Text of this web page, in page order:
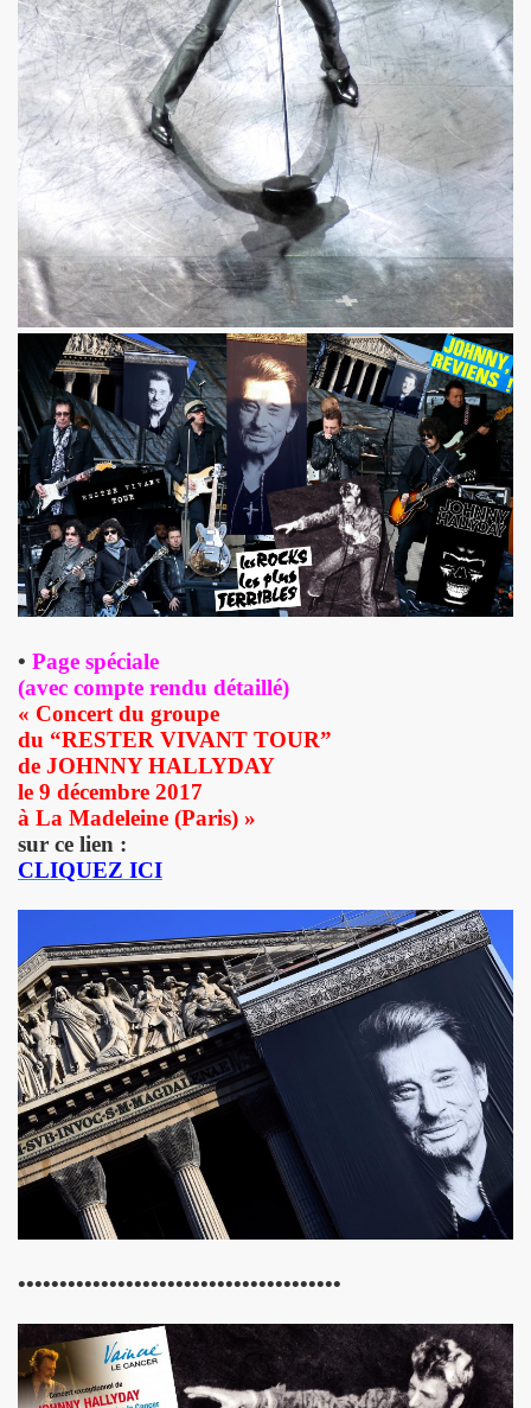
• Page spéciale
(avec compte rendu détaillé)
« Concert du groupe
du “RESTER VIVANT TOUR”
de JOHNNY HALLYDAY
le 9 décembre 2017
à La Madeleine (Paris) »
sur ce lien :
CLIQUEZ ICI
•••••••••••••••••••••••••••••••••••••••
SUR TERRE" au THEATRE EDOUARD VII
"THE NAMELESS SPECTACLE" (2011, avec
cinema speciale MARIE FRANCE (8 octobre 2011)
la 17e edition de "CHERIES-CHERIS" du 7 au 16
le 20 juillet 2011 a L'ANGORA (Paris).
integral) de BIJOU SVP (PHILIPPE DAUGA) le 21
MIAM ET LES LOVED DRONES, JACQUES DUVALL,
au "Cafe-debat" autour de COPI le 2 avril 2011 au
"IL Y AVAIT UNE FOIS FREAKSVILLE" (2011).
en avant-premiere "LE BIJOU DE GAINSBOURG"
DRONES le 12 fevrier 2011 a l'INTERNATIONAL
de MARIE FRANCE le 9 fevrier 2011 au restaurant du
le 25 decembre 2010 et le 1er janvier 2011.
du gala-diner annuel au profit de l'association AIDES
8 octobre 2010 a l UNDERBELLY CLUB a LONDRES.
septembre 2010 aux BOUFFES DU NORD (Paris).
le 20 juillet 2010 aux "TOILES DU SUD" a COTIGNAC
a NICE (06).
14 juin 2010 a l'EDEN ROC a ANTIBES (06).
le 4 juin 2010 au CLOITRE DES JACOBINS a
A SERGE REZVANI" le 2 juin 2010 aux TROIS
CONTROL CLUB, BERTRAND BURGALAT au
FRANCE le 15 mai 2010 au musee MAC-VAL de
cabaret ARTISHOW (Paris) pour l'emission "DIVAS
MARIE FRANCE le 25 janvier 2010 au THEATRE DU